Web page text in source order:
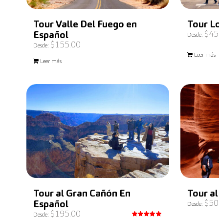
Tour Valle Del Fuego en
Español
Desde: $155.00
Leer más
Tour
Desde: $
Leer más
Tour al Gran Cañón En
Español
Desde: $195.00
Tour
Desde: $